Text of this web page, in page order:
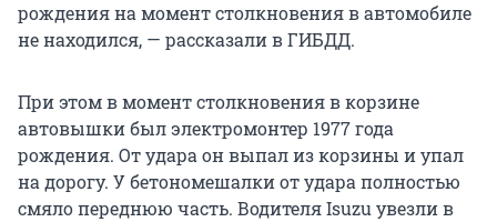
рождения на момент столкновения в автомобиле
не находился, — рассказали в ГИБДД.
При этом в момент столкновения в корзине
автовышки был электромонтер 1977 года
рождения. От удара он выпал из корзины и упал
на дорогу. У бетономешалки от удара полностью
смяло переднюю часть. Водителя Isuzu увезли в